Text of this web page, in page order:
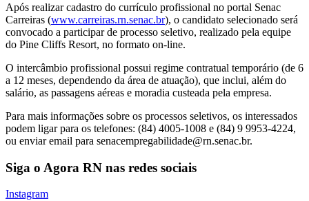
Após realizar cadastro do currículo profissional no portal Senac
Carreiras (www.carreiras.rn.senac.br), o candidato selecionado será
convocado a participar de processo seletivo, realizado pela equipe
do Pine Cliffs Resort, no formato on-line.
O intercâmbio profissional possui regime contratual temporário (de 6
a 12 meses, dependendo da área de atuação), que inclui, além do
salário, as passagens aéreas e moradia custeada pela empresa.
Para mais informações sobre os processos seletivos, os interessados
podem ligar para os telefones: (84) 4005-1008 e (84) 9 9953-4224,
ou enviar email para senacempregabilidade@rn.senac.br.
Siga o Agora RN nas redes sociais
Instagram